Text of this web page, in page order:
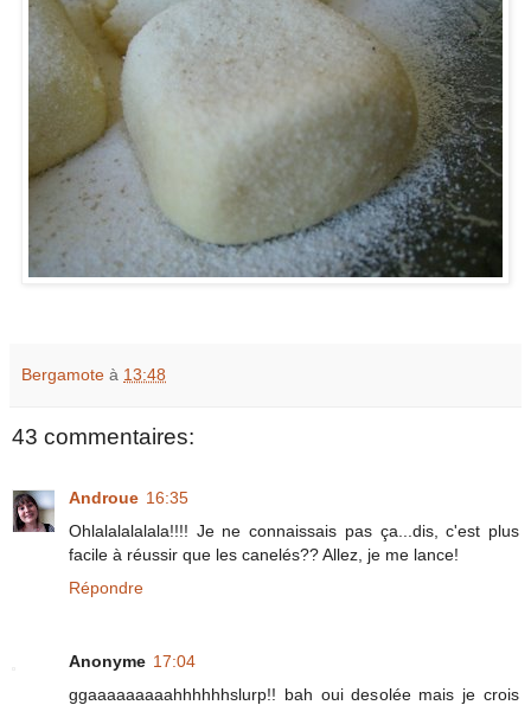
Bergamote à 13:48
43 commentaires:
Androue 16:35
Ohlalalalalala!!!! Je ne connaissais pas ça...dis, c'est plus
facile à réussir que les canelés?? Allez, je me lance!
Répondre
Anonyme 17:04
ggaaaaaaaaahhhhhhslurp!! bah oui desolée mais je crois